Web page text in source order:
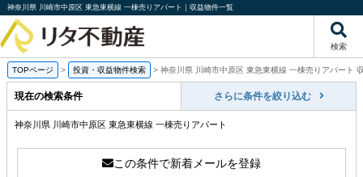
神奈川県 川崎市中原区 東急東横線 一棟売りアパート｜収益物件一覧
検索
TOPページ > 投資・収益物件検索 > 神奈川県 川崎市中原区 東急東横線 一棟売りアパート
現在の検索条件 さらに条件を絞り込む
神奈川県 川崎市中原区 東急東横線 一棟売りアパート
この条件で新着メールを登録